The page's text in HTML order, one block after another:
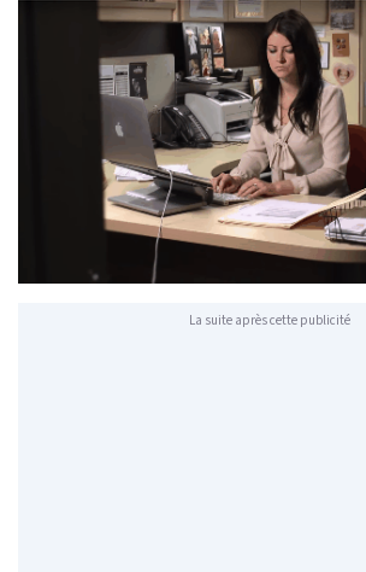
La suite après cette publicité